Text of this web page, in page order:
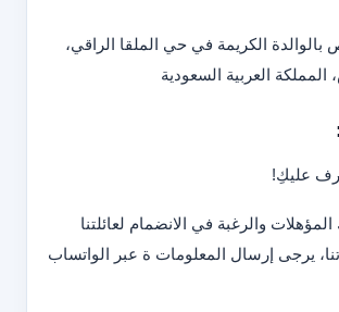
الكريمة في حي الملقا الراقي،
العربية السعودية
عليكِ!
والرغبة في الانضمام لعائلتنا
يرجى إرسال المعلومات ة عبر الواتساب